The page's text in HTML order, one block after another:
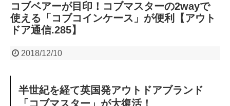
コブベアーが目印！コブマスターの2wayで
使える「コブコインケース」が便利【アウト
ドア通信.285】
2018/12/10
半世紀を経て英国発アウトドアブランド
「コブマスター」が大復活！